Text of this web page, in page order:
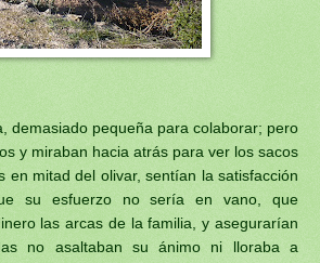
demasiado pequeña para colaborar; pero
y miraban hacia atrás para ver los sacos
en mitad del olivar, sentían la satisfacción
su esfuerzo no sería en vano, que
las arcas de la familia, y asegurarían
no asaltaban su ánimo ni lloraba a